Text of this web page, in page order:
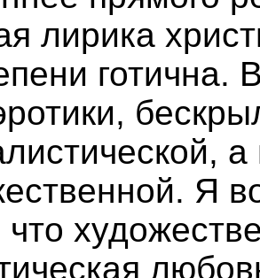
лирика
готична.
Я
что